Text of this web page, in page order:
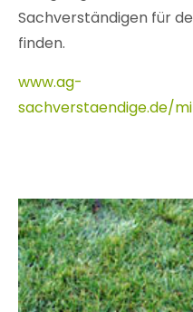
Sachverständigen für
finden.
www.ag-
sachverstaendige.de/